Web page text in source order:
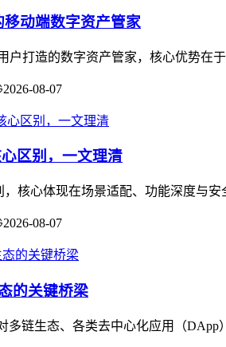
动端数字资产管家
户打造的数字资产管家，核心优势
2026-08-07
区别，一文理清
，核心体现在场景适配、功能深度与
2026-08-07
的关键桥梁
多链生态、各类去中心化应用（